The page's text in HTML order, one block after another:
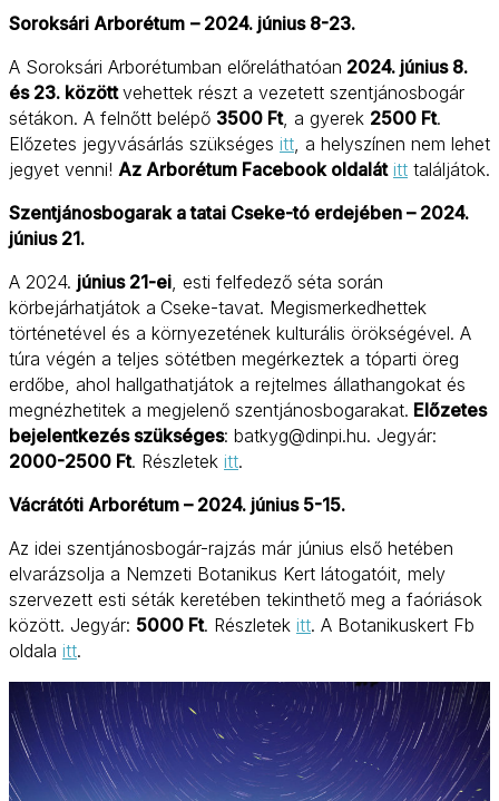
Soroksári Arborétum – 2024. június 8-23.
A Soroksári Arborétumban előreláthatóan 2024. június 8.
és 23. közöttvehettek részt a vezetett szentjánosbogár
sétákon. A felnőtt belépő 3500 Ft, a gyerek 2500 Ft.
Előzetes jegyvásárlás szükséges itt, a helyszínen nem lehet
jegyet venni! Az Arborétum Facebook oldalát itt találjátok.
Szentjánosbogarak a tatai Cseke-tó erdejében – 2024.
június 21.
A 2024. június 21-ei, esti felfedező séta során
körbejárhatjátok a Cseke-tavat. Megismerkedhettek
történetével és a környezetének kulturális örökségével. A
túra végén a teljes sötétben megérkeztek a tóparti öreg
erdőbe, ahol hallgathatjátok a rejtelmes állathangokat és
megnézhetitek a megjelenő szentjánosbogarakat. Előzetes
bejelentkezés szükséges
2000-2500 Ft. Részletek itt.
Vácrátóti Arborétum – 2024. június 5-15.
Az idei szentjánosbogár-rajzás már június első hetében
elvarázsolja a Nemzeti Botanikus Kert látogatóit, mely
szervezett esti séták keretében tekinthető meg a faóriások
között. Jegyár: 5000 Ft. Részletek itt. A Botanikuskert Fb
oldala itt.